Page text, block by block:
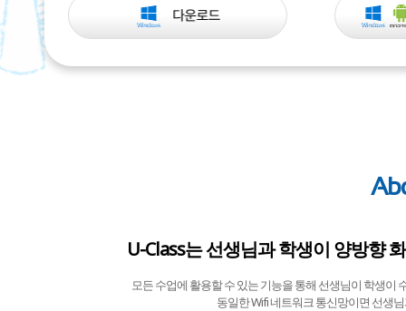
U-Class는 선생님과 학생이 양방향
모든 수업에 활용할 수 있는 기능을 통해 선생님이 학생이
동일한 Wifi 네트워크 통신망이면 선생